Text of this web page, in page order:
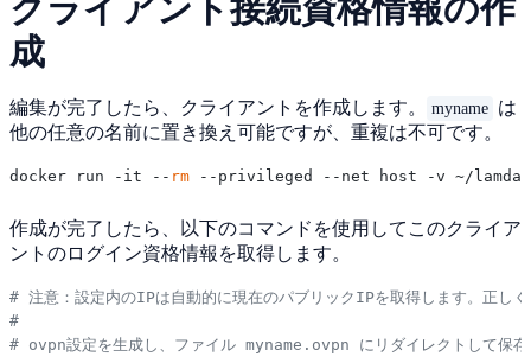
クライアント接続資格情報の作
成
編集が完了したら、クライアントを作成します。 myname は
他の任意の名前に置き換え可能ですが、重複は不可です。
docker run -it -- rm
作成が完了したら、以下のコマンドを使用してこのクライア
ントのログイン資格情報を取得します。
# 注意：設定内のIPは自動的に現在のパブリックIPを取得します。正し
#
# ovpn設定を生成し、ファイル myname.ovpn にリダイレクトして保